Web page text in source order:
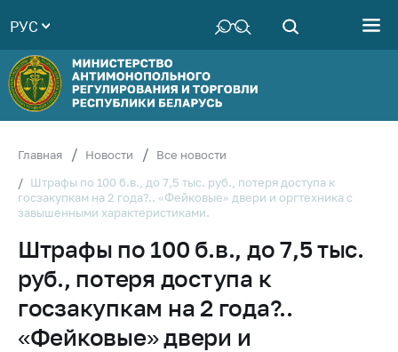
Руководство
Структура
Министерства
Территориальные
Законодательство
деятельность
Общественно-
консультативный
совет
РУС
Главная Новости
Все новости
Штрафы по 100 б.в., до 7,5 тыс. руб., потеря доступа к
госзакупкам на 2 года?.. «Фейковые» двери и оргтехника с
завышенными характеристиками.
Штрафы по 100 б.в., до 7,5 тыс.
руб., потеря доступа к
госзакупкам на 2 года?..
«Фейковые» двери и